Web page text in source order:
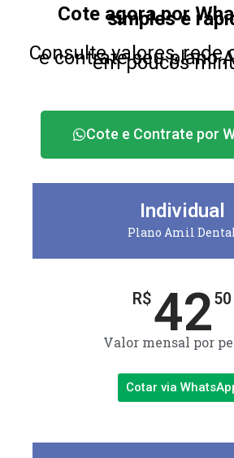
Cote agora por
simples e
Consulte valores, rede
e contrate seu plano
em poucos
Cote e Contrate por
Individual
Plano Amil
R$4250
Valor mensal por
Cotar via